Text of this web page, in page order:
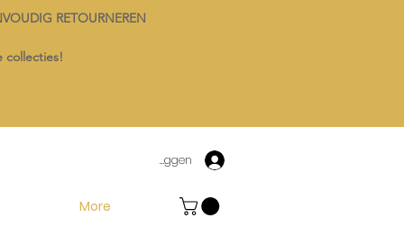
RETOURNEREN
collecties!
Inloggen
More